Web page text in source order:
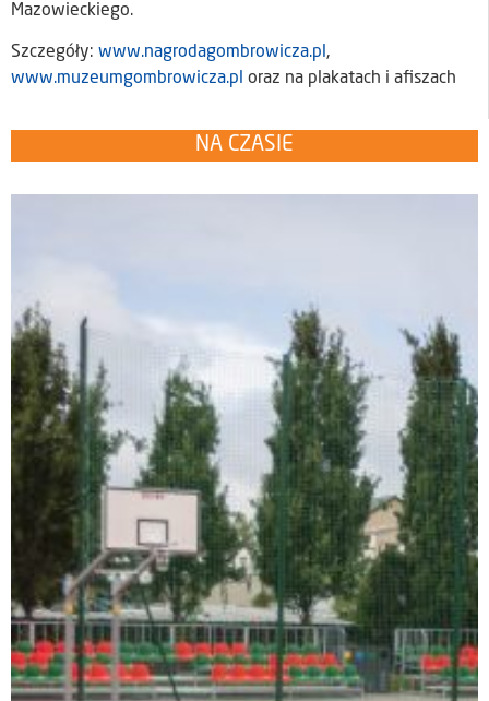
Mazowieckiego.
Szczegóły: www.nagrodagombrowicza.pl,
www.muzeumgombrowicza.pl oraz na plakatach i afiszach
NA CZASIE